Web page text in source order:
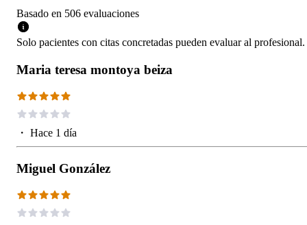
Basado en 506 evaluaciones
Solo pacientes con citas concretadas pueden evaluar al profesional.
Maria teresa montoya beiza
・ Hace 1 día
Miguel González